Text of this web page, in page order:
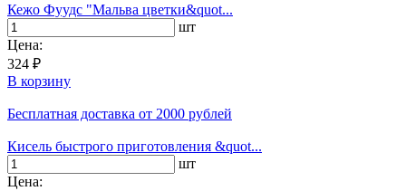
Кежо Фуудс "Мальва цветки&quot...
шт
Цена:
324 ₽
В корзину
Бесплатная доставка от 2000 рублей
Кисель быстрого приготовления &quot...
шт
Цена: